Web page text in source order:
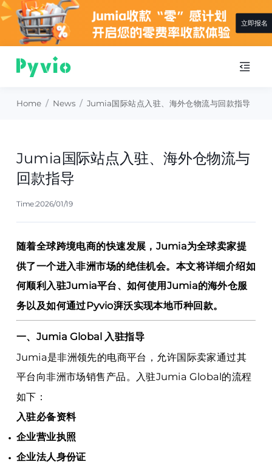
查看详情
Home / News / Jumia国际站点入驻、海外仓物流与回款指导
Jumia国际站点入驻、海外仓物流与
回款指导
Time:2026/01/19
随着全球跨境电商的快速发展，Jumia为全球卖家提
供了一个进入非洲市场的绝佳机会。本文将详细介绍如
何顺利入驻Jumia平台、如何使用Jumia的海外仓服
务以及如何通过Pyvio湃沃实现本地币种回款。
一、Jumia Global 入驻指导
Jumia是非洲领先的电商平台，允许国际卖家通过其
平台向非洲市场销售产品。入驻Jumia Global的流程
如下：
入驻必备资料
企业营业执照
企业法人身份证